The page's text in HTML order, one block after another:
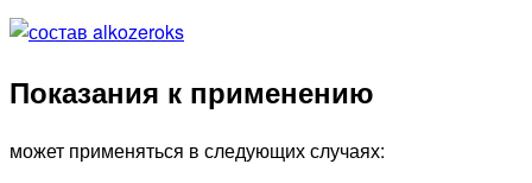
Показания к применению
может применяться в следующих случаях: